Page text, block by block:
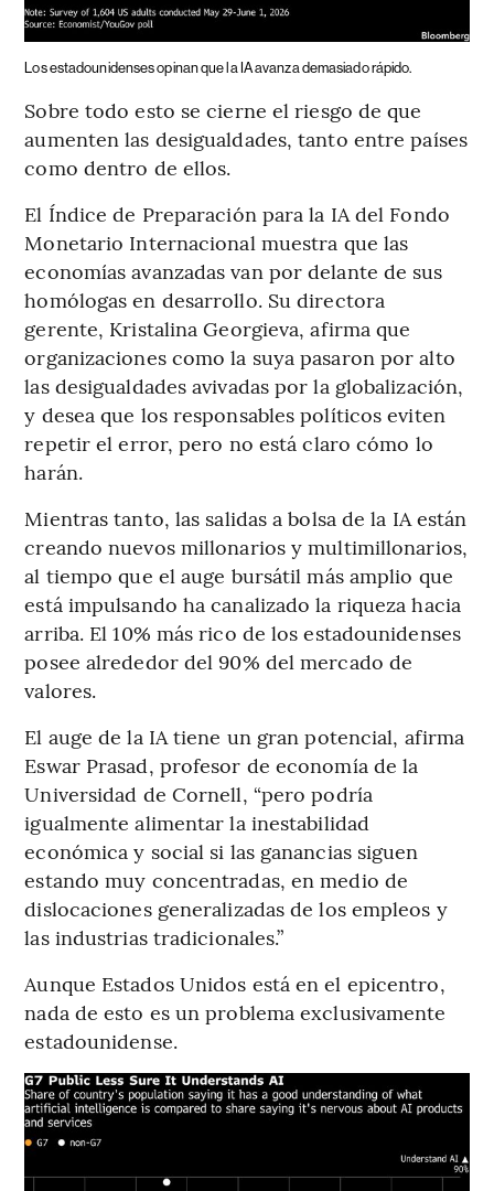
Los estadounidenses opinan que la IA avanza demasiado rápido.
Sobre todo esto se cierne el riesgo de que
aumenten las desigualdades, tanto entre países
como dentro de ellos.
El Índice de Preparación para la IA del Fondo
Monetario Internacional muestra que las
economías avanzadas van por delante de sus
homólogas en desarrollo. Su directora
gerente, Kristalina Georgieva, afirma que
organizaciones como la suya pasaron por alto
las desigualdades avivadas por la globalización,
y desea que los responsables políticos eviten
repetir el error, pero no está claro cómo lo
harán.
Mientras tanto, las salidas a bolsa de la IA están
creando nuevos millonarios y multimillonarios,
al tiempo que el auge bursátil más amplio que
está impulsando ha canalizado la riqueza hacia
arriba. El 10% más rico de los estadounidenses
posee alrededor del 90% del mercado de
valores.
El auge de la IA tiene un gran potencial, afirma
Eswar Prasad, profesor de economía de la
Universidad de Cornell, “pero podría
igualmente alimentar la inestabilidad
económica y social si las ganancias siguen
estando muy concentradas, en medio de
dislocaciones generalizadas de los empleos y
las industrias tradicionales.”
Aunque Estados Unidos está en el epicentro,
nada de esto es un problema exclusivamente
estadounidense.